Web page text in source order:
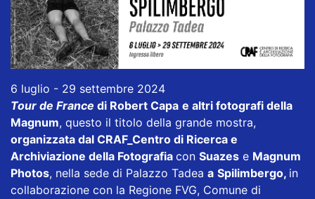
6 luglio - 29 settembre 2024
Tour de France di Robert Capa e altri fotografi della
Magnum, questo il titolo della grande mostra,
organizzata dal CRAF_Centro di Ricerca e
Archiviazione della Fotografia con Suazes e Magnum
Photos, nella sede di Palazzo Tadea a Spilimbergo, in
collaborazione con la Regione FVG, Comune di